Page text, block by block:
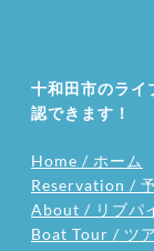
十和田市のライ
認できます！
Home / ホーム
Reservation /
About / リブパ
Boat Tour / ツ